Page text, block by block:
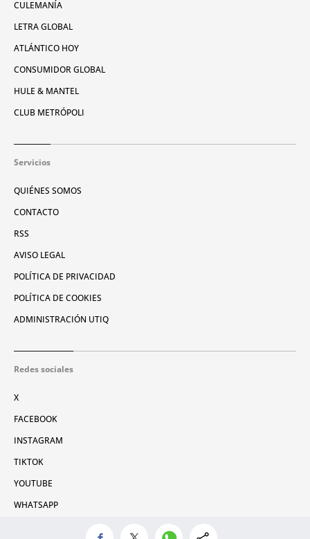
CULEMANÍA
LETRA GLOBAL
ATLÁNTICO HOY
CONSUMIDOR GLOBAL
HULE & MANTEL
CLUB METRÓPOLI
Servicios
QUIÉNES SOMOS
CONTACTO
RSS
AVISO LEGAL
POLÍTICA DE PRIVACIDAD
POLÍTICA DE COOKIES
ADMINISTRACIÓN UTIQ
Redes sociales
X
FACEBOOK
INSTAGRAM
TIKTOK
YOUTUBE
WHATSAPP